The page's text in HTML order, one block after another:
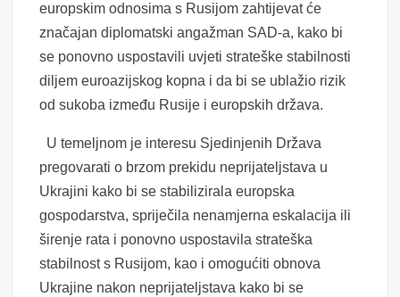
europskim odnosima s Rusijom zahtijevat će
značajan diplomatski angažman SAD-a, kako bi
se ponovno uspostavili uvjeti strateške stabilnosti
diljem euroazijskog kopna i da bi se ublažio rizik
od sukoba između Rusije i europskih država.
U temeljnom je interesu Sjedinjenih Država
pregovarati o brzom prekidu neprijateljstava u
Ukrajini kako bi se stabilizirala europska
gospodarstva, spriječila nenamjerna eskalacija ili
širenje rata i ponovno uspostavila strateška
stabilnost s Rusijom, kao i omogućiti obnova
Ukrajine nakon neprijateljstava kako bi se